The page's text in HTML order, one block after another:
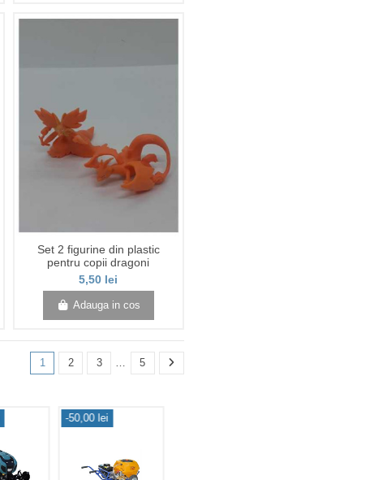
Set 2 figurine din plastic
pentru copii dragoni
5,50 lei
Adauga in cos
1 2 3 … 5
-50,00 lei